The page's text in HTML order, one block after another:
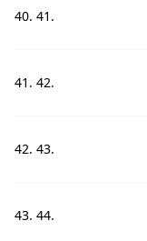
40. 41.
41. 42.
42. 43.
43. 44.